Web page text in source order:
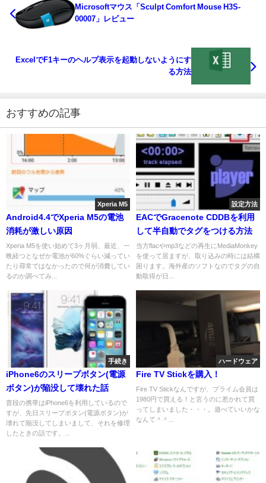
Microsoftマウス「Sculpt Comfort Mouse H3S-
00007」レビュー
ExcelでF1キーのヘルプ表示を起動しないようにす
る方法
おすすめの記事
Xperia M5
Android4.4でXperia M5の電池
消耗が激しい原因
Xperia M5を使い始めて3ヶ月弱、最近、一
晩経つとなぜか電池が60%ぐらい減ってい
たり尋常ではなかったので何が消費してい
るのか調べてみ...
設定方法
EACでGracenote CDDBを利用
して半自動でタグをつける方法
当方flacやmp3などの再生にMediaMonkey
を使って居ますが、取り込みの時には結構
困ります。海外産のソフトなのでタグの自
動取得が日...
手続き
iPhone6のスリープボタン(電源
ボタン)が陥没して壊れた話
普段の携帯はiPhone6を利用しているので
すが、先日スリープボタン(電源ボタン)が
壊れて陥没してしまいまして、それを修理
したときの話です。...
ハードウェア
Fire TV Stickを購入！
Fire TV Stickなんですが、プライム会員は
1980円で買える！と言うのに惹かれて買
ってしまいました・・・。遊べていいかな
なんて＾＾...